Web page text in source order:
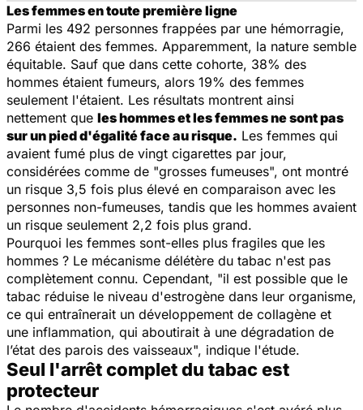
Les femmes en toute première ligne
Parmi les 492 personnes frappées par une hémorragie,
266 étaient des femmes. Apparemment, la nature semble
équitable. Sauf que dans cette cohorte, 38% des
hommes étaient fumeurs, alors 19% des femmes
seulement l'étaient. Les résultats montrent ainsi
nettement que les hommes et les femmes ne sont pas
sur un pied d'égalité face au risque. Les femmes qui
avaient fumé plus de vingt cigarettes par jour,
considérées comme de "grosses fumeuses", ont montré
un risque 3,5 fois plus élevé en comparaison avec les
personnes non-fumeuses, tandis que les hommes avaient
un risque seulement 2,2 fois plus grand.
Pourquoi les femmes sont-elles plus fragiles que les
hommes ? Le mécanisme délétère du tabac n'est pas
complètement connu. Cependant, "il est possible que le
tabac réduise le niveau d'estrogène dans leur organisme,
ce qui entraînerait un développement de collagène et
une inflammation, qui aboutirait à une dégradation de
l’état des parois des vaisseaux", indique l'étude.
Seul l'arrêt complet du tabac est
protecteur